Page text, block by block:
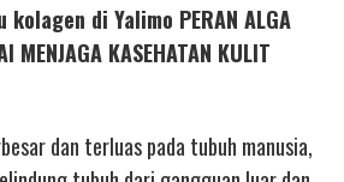
di Yalimo PERAN ALGA
MENJAGA KASEHATAN KULIT
dan terluas pada tubuh manusia,